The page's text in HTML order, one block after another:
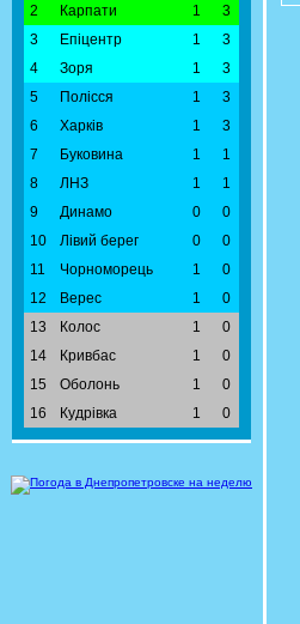
2
Карпати 1
3
3
Епіцентр 1
3
4
Зоря 1
3
5
Полісся 1
3
6
Харків 1
3
7
Буковина 1
1
8
ЛНЗ 1
1
9
Динамо 0
0
10
Лівий берег 0
0
11
Чорноморець 1
0
12
Верес 1
0
13
Колос 1
0
14
Кривбас 1
0
15
Оболонь 1
0
16
Кудрівка 1 0